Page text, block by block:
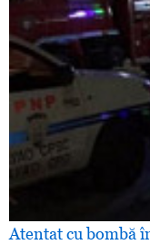
Atentat cu bombă